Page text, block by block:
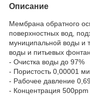
Описание
Мембрана обратного
поверхностных вод,
муниципальной воды и
воды и питьевых
- Очистка воды до 97%
- Пористость 0,00001
- Рабочее давление
- Концентрация 500ppm